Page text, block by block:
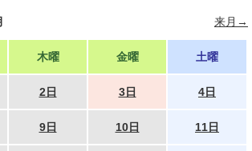
来月→
木曜 金曜 土曜
2日 3日 4日
9日 10日 11日